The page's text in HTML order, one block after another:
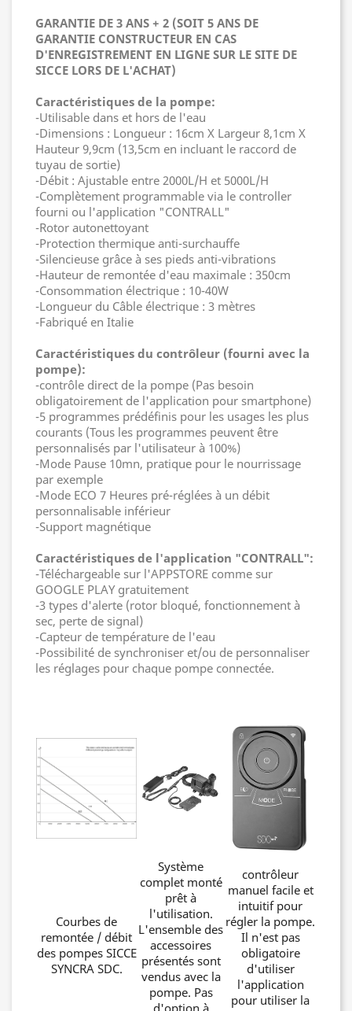
GARANTIE DE 3 ANS + 2 (SOIT 5 ANS DE
GARANTIE CONSTRUCTEUR EN CAS
D'ENREGISTREMENT EN LIGNE SUR LE SITE DE
SICCE LORS DE L'ACHAT)
Caractéristiques de la pompe:
-Utilisable dans et hors de l'eau
-Dimensions : Longueur : 16cm X Largeur 8,1cm X
Hauteur 9,9cm (13,5cm en incluant le raccord de
tuyau de sortie)
-Débit : Ajustable entre 2000L/H et 5000L/H
-Complètement programmable via le controller
fourni ou l'application "CONTRALL"
-Rotor autonettoyant
-Protection thermique anti-surchauffe
-Silencieuse grâce à ses pieds anti-vibrations
-Hauteur de remontée d'eau maximale : 350cm
-Consommation électrique : 10-40W
-Longueur du Câble électrique : 3 mètres
-Fabriqué en Italie
Caractéristiques du contrôleur (fourni avec la
pompe):
-contrôle direct de la pompe (Pas besoin
obligatoirement de l'application pour smartphone)
-5 programmes prédéfinis pour les usages les plus
courants (Tous les programmes peuvent être
personnalisés par l'utilisateur à 100%)
-Mode Pause 10mn, pratique pour le nourrissage
par exemple
-Mode ECO 7 Heures pré-réglées à un débit
personnalisable inférieur
-Support magnétique
Caractéristiques de l'application "CONTRALL":
-Téléchargeable sur l'APPSTORE comme sur
GOOGLE PLAY gratuitement
-3 types d'alerte (rotor bloqué, fonctionnement à
sec, perte de signal)
-Capteur de température de l'eau
-Possibilité de synchroniser et/ou de personnaliser
les réglages pour chaque pompe connectée.
Courbes de
remontée / débit
des pompes SICCE
SYNCRA SDC.
Système
complet monté
prêt à
l'utilisation.
L'ensemble des
accessoires
présentés sont
vendus avec la
pompe. Pas
d'option à
contrôleur
manuel facile et
intuitif pour
régler la pompe.
Il n'est pas
obligatoire
d'utiliser
l'application
pour utiliser la